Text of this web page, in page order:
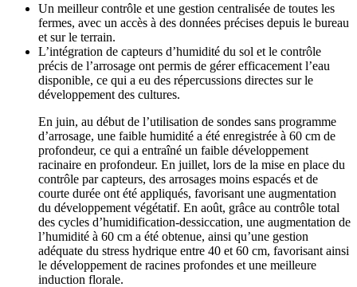
Un meilleur contrôle et une gestion centralisée de toutes les
fermes, avec un accès à des données précises depuis le bureau
et sur le terrain.
L’intégration de capteurs d’humidité du sol et le contrôle
précis de l’arrosage ont permis de gérer efficacement l’eau
disponible, ce qui a eu des répercussions directes sur le
développement des cultures.
En juin, au début de l’utilisation de sondes sans programme
d’arrosage, une faible humidité a été enregistrée à 60 cm de
profondeur, ce qui a entraîné un faible développement
racinaire en profondeur. En juillet, lors de la mise en place du
contrôle par capteurs, des arrosages moins espacés et de
courte durée ont été appliqués, favorisant une augmentation
du développement végétatif. En août, grâce au contrôle total
des cycles d’humidification-dessiccation, une augmentation de
l’humidité à 60 cm a été obtenue, ainsi qu’une gestion
adéquate du stress hydrique entre 40 et 60 cm, favorisant ainsi
le développement de racines profondes et une meilleure
induction florale.